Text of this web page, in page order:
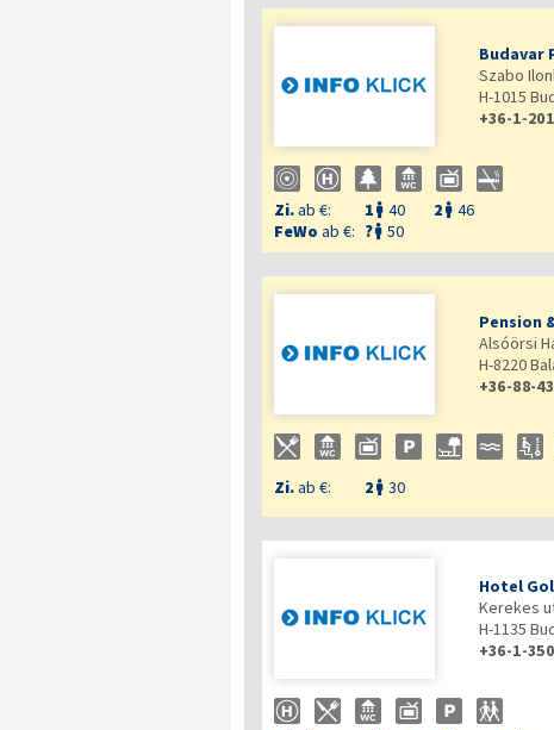
Budavar
Szabo
H-1015
+36-1-
Zi.ab €: 1  40 2  46
FeWo ab €: ? 50
Pension
Alsóörsi
H-8220
+36-88-
Zi.ab €: 2  30
Hotel
Kerekes
H-1135
+36-1-